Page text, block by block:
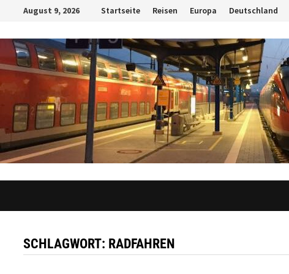
springen
August 9, 2026 Startseite Reisen Europa Deutschland
SCHLAGWORT: RADFAHREN